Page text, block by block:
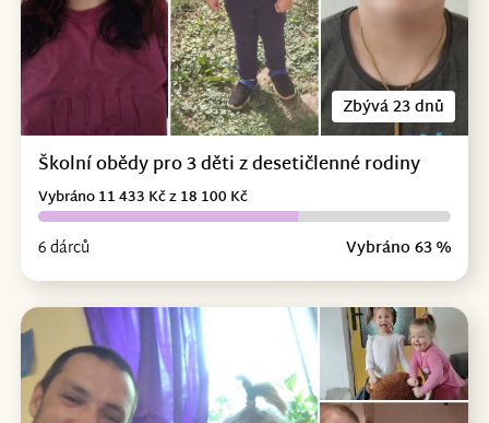
Zbývá 23 dnů
Školní obědy pro 3 děti z desetičlenné rodiny
6 dárců Vybráno 63 %
Vybráno 11 433 Kč z 18 100 Kč